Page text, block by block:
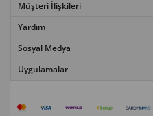
Müşteri İlişkileri
Yardım
Sosyal Medya
Uygulamalar